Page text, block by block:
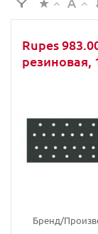
Rupes
резиновая,
Бренд/